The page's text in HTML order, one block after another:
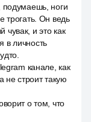
подумаешь, ноги
трогать. Он ведь
чувак, и это как
в личность
канале, как
не строит такую
о том, что